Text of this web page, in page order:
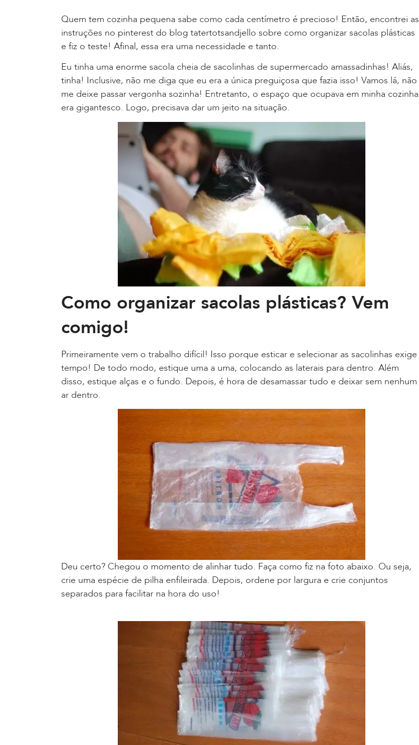
Quem tem cozinha pequena sabe como cada centímetro é precioso! Então, encontrei as
instruções no pinterest do blog tatertotsandjello sobre como organizar sacolas plásticas
e fiz o teste! Afinal, essa era uma necessidade e tanto.
Eu tinha uma enorme sacola cheia de sacolinhas de supermercado amassadinhas! Aliás,
tinha! Inclusive, não me diga que eu era a única preguiçosa que fazia isso! Vamos lá, não
me deixe passar vergonha sozinha! Entretanto, o espaço que ocupava em minha cozinha
era gigantesco. Logo, precisava dar um jeito na situação.
Como organizar sacolas plásticas? Vem
comigo!
Primeiramente vem o trabalho difícil! Isso porque esticar e selecionar as sacolinhas exige
tempo! De todo modo, estique uma a uma, colocando as laterais para dentro. Além
disso, estique alças e o fundo. Depois, é hora de desamassar tudo e deixar sem nenhum
ar dentro.
Deu certo? Chegou o momento de alinhar tudo. Faça como fiz na foto abaixo. Ou seja,
crie uma espécie de pilha enfileirada. Depois, ordene por largura e crie conjuntos
separados para facilitar na hora do uso!